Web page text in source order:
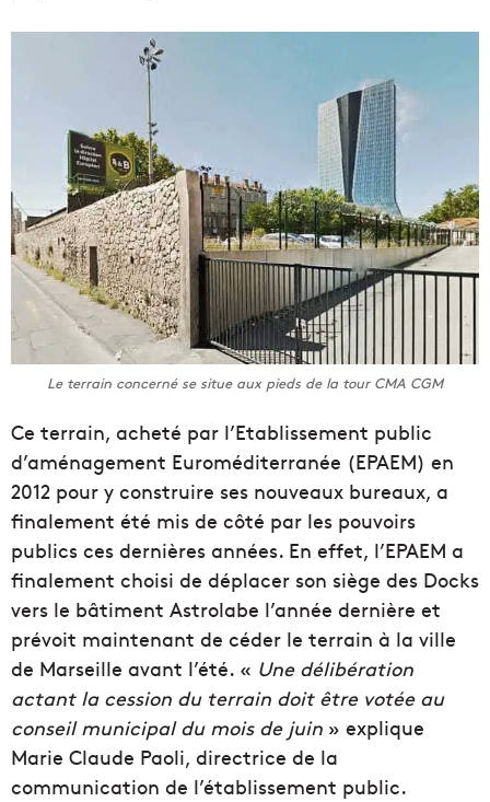
Le terrain concerné se situe aux pieds de la tour CMA CGM
Ce terrain, acheté par l’Etablissement public
d’aménagement Euroméditerranée (EPAEM) en
2012 pour y construire ses nouveaux bureaux, a
finalement été mis de côté par les pouvoirs
publics ces dernières années. En effet, l’EPAEM a
finalement choisi de déplacer son siège des Docks
vers le bâtiment Astrolabe l’année dernière et
prévoit maintenant de céder le terrain à la ville
de Marseille avant l’été. « Une délibération
actant la cession du terrain doit être votée au
conseil municipal du mois de juin » explique
Marie Claude Paoli, directrice de la
communication de l’établissement public.